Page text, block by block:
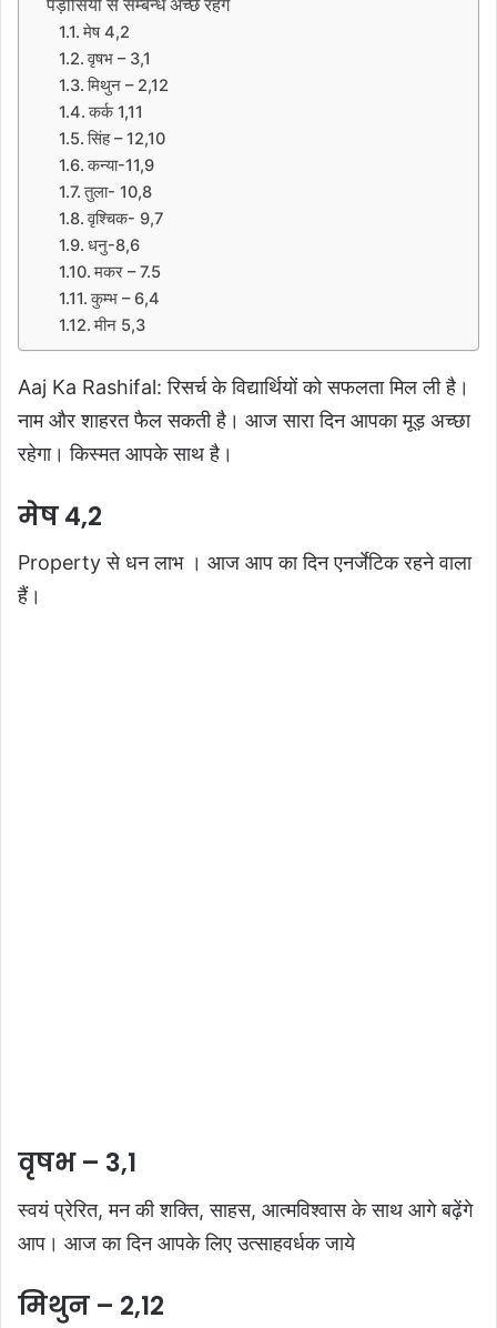
मेष 4,2
वृषभ – 3,1
मिथुन – 2,12
कर्क 1,11
सिंह – 12,10
कन्या-11,9
तुला- 10,8
वृश्चिक- 9,7
धनु-8,6
मकर – 7.5
कुम्भ – 6,4
मीन 5,3
Aaj Ka Rashifal: रिसर्च के विद्यार्थियों को सफलता मिल ली है।
नाम और शाहरत फैल सकती है। आज सारा दिन आपका मूड़ अच्छा
रहेगा। किस्मत आपके साथ है।
मेष 4,2
Property से धन लाभ । आज आप का दिन एनर्जेटिक रहने वाला
हैं।
वृषभ – 3,1
स्वयं प्रेरित, मन की शक्ति, साहस, आत्मविश्वास के साथ आगे बढ़ेंगे
आप। आज का दिन आपके लिए उत्साहवर्धक जाये
मिथुन – 2,12